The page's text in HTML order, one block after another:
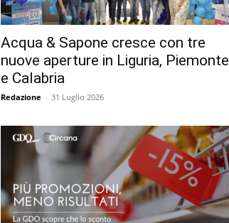
Acqua & Sapone cresce con tre
nuove aperture in Liguria, Piemonte
e Calabria
Redazione - 31 Luglio 2026